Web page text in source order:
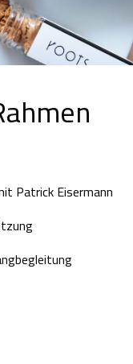
Patrick Eisermann